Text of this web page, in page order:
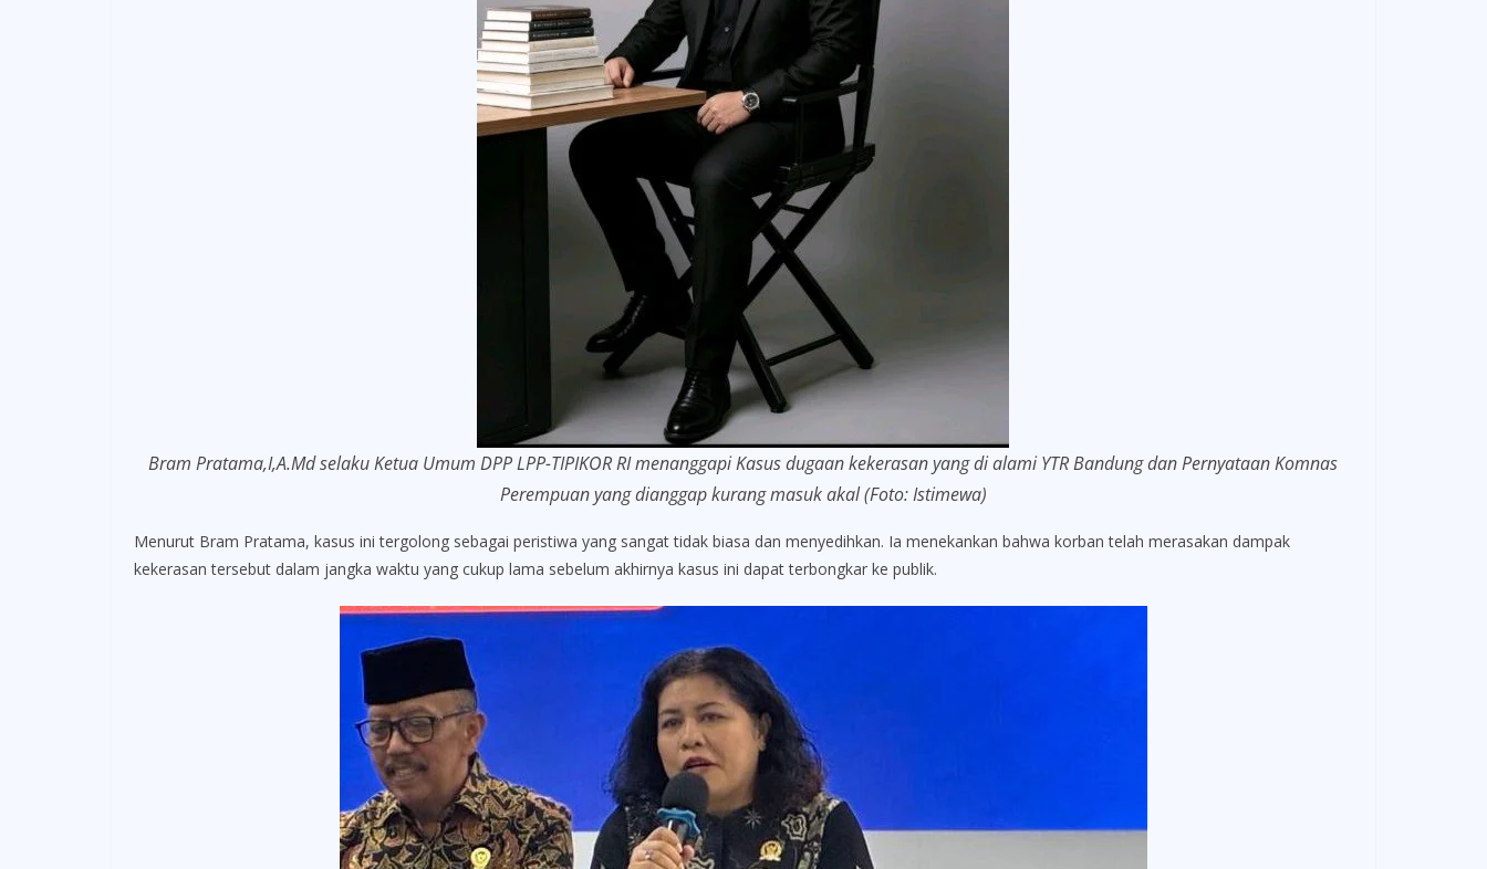
Bram Pratama,I,A.Md selaku Ketua Umum DPP LPP-TIPIKOR RI menanggapi Kasus dugaan kekerasan yang di alami YTR Bandung dan Pernyataan Komnas
Perempuan yang dianggap kurang masuk akal (Foto: Istimewa)
Menurut Bram Pratama, kasus ini tergolong sebagai peristiwa yang sangat tidak biasa dan menyedihkan. Ia menekankan bahwa korban telah merasakan dampak
kekerasan tersebut dalam jangka waktu yang cukup lama sebelum akhirnya kasus ini dapat terbongkar ke publik.